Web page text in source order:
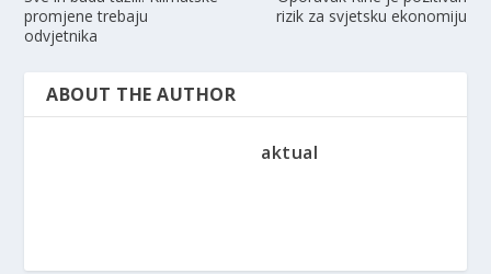
promjene trebaju
odvjetnika
rizik za svjetsku ekonomiju
ABOUT THE AUTHOR
aktual